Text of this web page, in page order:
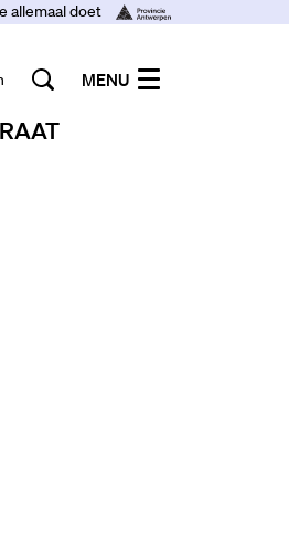
allemaal doet
MENU